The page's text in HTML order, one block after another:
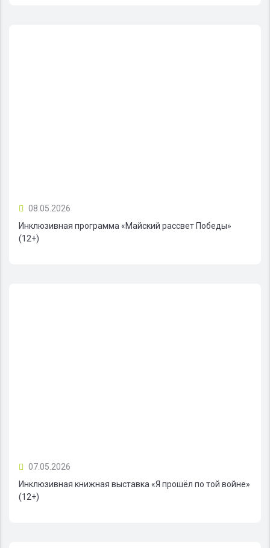
08.05.2026
Инклюзивная программа «Майский рассвет Победы»
(12+)
07.05.2026
Инклюзивная книжная выставка «Я прошёл по той войне»
(12+)